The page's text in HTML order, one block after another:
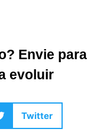
Envie para
evoluir
Twitter